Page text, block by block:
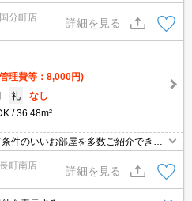
無料☆防犯カメラ、オートロック、
ンターホン付きで安心。宅配ボック
分町店
詳細を見る
理費等：8,000円)
礼
なし
36.48m²
件のいいお部屋を多数ご紹介できま
ウンハウジングへ
町南店
詳細を見る